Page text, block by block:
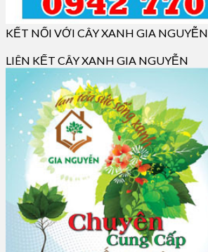
KẾT NỐI VỚI CÂY XANH GIA NGUYỄN
LIÊN KẾT CÂY XANH GIA NGUYỄN